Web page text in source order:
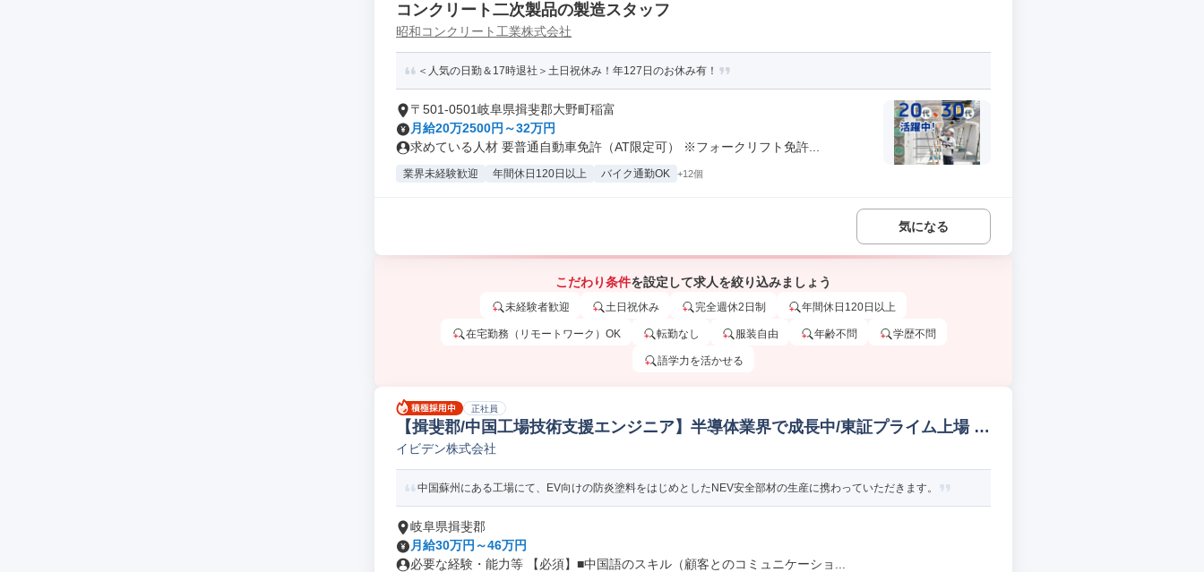
コンクリート二次製品の製造スタッフ
昭和コンクリート工業株式会社
＜人気の日勤＆17時退社＞土日祝休み！年127⽇のお休み有！
〒501-0501岐阜県揖斐郡大野町稲富
月給20万2500円～32万円
求めている人材 要普通自動車免許（AT限定可） ※フォークリフト免許...
業界未経験歓迎 年間休日120日以上 バイク通勤OK +12個
気になる
こだわり条件を設定して求人を絞り込みましょう
未経験者歓迎 土日祝休み 完全週休2日制 年間休日120日以上
在宅勤務（リモートワーク）OK 転勤なし 服装自由 年齢不問 学歴不問
語学力を活かせる
正社員
【揖斐郡/中国工場技術支援エンジニア】半導体業界で成長中/東証プライム上場 そ
の他生産技術(機械/電気/電子製品専門職)
イビデン株式会社
中国蘇州にある工場にて、EV向けの防炎塗料をはじめとしたNEV安全部材の生産に携わっていただきます。
岐阜県揖斐郡
月給30万円～46万円
必要な経験・能力等 【必須】■中国語のスキル（顧客とのコミュニケーショ...